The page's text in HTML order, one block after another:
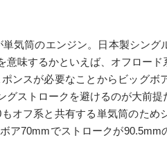
気筒のエンジン。日本製シング
味するかといえば、オフロー
ンスが必要なことからビッグボ
ストロークを避けるのが大前提
オフ系と共有する単気筒のため
ア70mmでストロークが90.5mm